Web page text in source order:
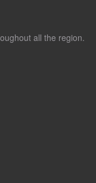
all the region.